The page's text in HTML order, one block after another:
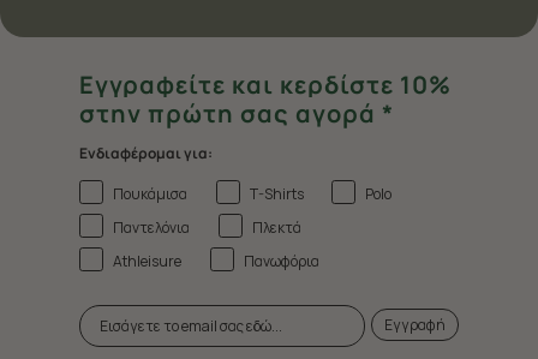
Εγγραφείτε και κερδίστε 10%
στην πρώτη σας αγορά *
Ενδιαφέρομαι για:
Πουκάμισα
T-Shirts
Polo
Παντελόνια
Πλεκτά
Athleisure
Πανωφόρια
Εγγραφή